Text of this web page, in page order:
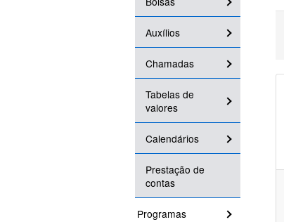
Auxílios
Chamadas
Tabelas de
valores
Calendários
Prestação de
contas
Programas